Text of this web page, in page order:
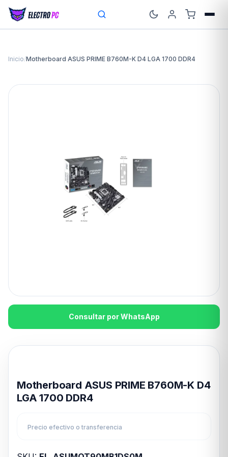
Inicio/Motherboard ASUS PRIME B760M-K D4 LGA 1700 DDR4
Consultar por WhatsApp
Motherboard ASUS PRIME B760M-K D4
LGA 1700 DDR4
Precio efectivo o transferencia